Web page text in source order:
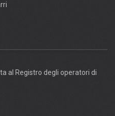
al Registro degli operatori di